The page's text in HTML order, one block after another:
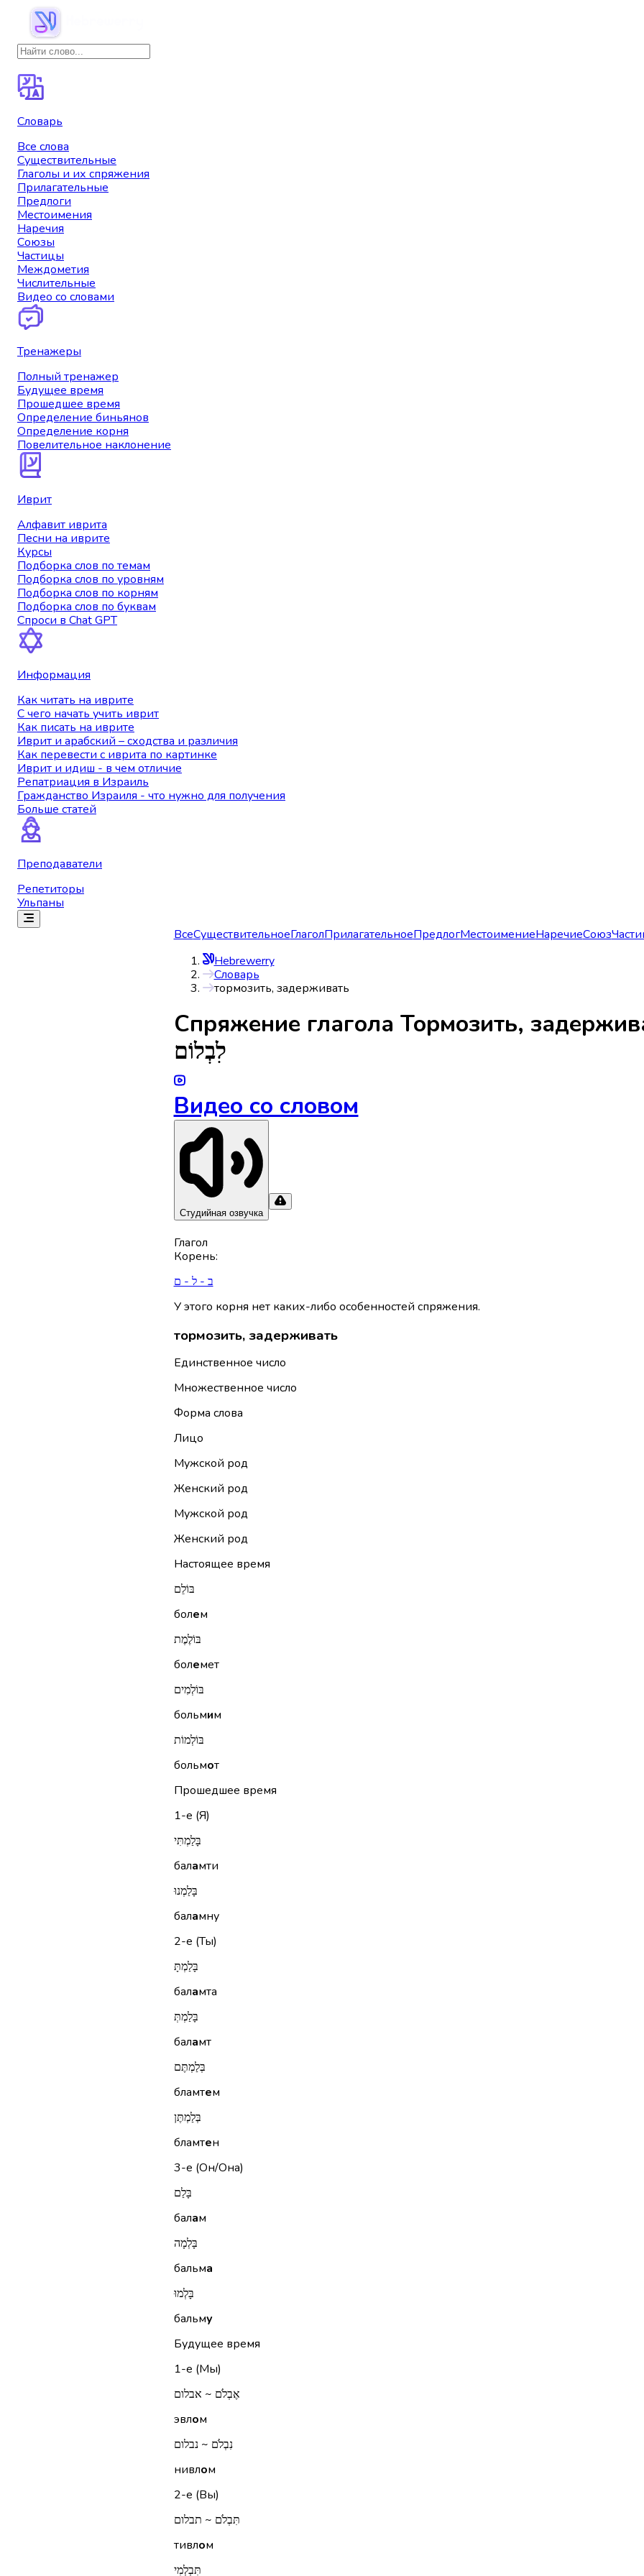
Словарь
Все слова
Существительные
Глаголы и их спряжения
Прилагательные
Предлоги
Местоимения
Наречия
Союзы
Частицы
Междометия
Числительные
Видео со словами
Тренажеры
Полный тренажер
Будущее время
Прошедшее время
Определение биньянов
Определение корня
Повелительное наклонение
Иврит
Алфавит иврита
Песни на иврите
Курсы
Подборка слов по темам
Подборка слов по уровням
Подборка слов по корням
Подборка слов по буквам
Спроси в Chat GPT
Информация
Как читать на иврите
С чего начать учить иврит
Как писать на иврите
Иврит и арабский – сходства и различия
Как перевести с иврита по картинке
Иврит и идиш - в чем отличие
Репатриация в Израиль
Гражданство Израиля - что нужно для получения
Больше статей
Преподаватели
Репетиторы
Ульпаны
ВсеСуществительноеГлаголПрилагательноеПредлогМестоимениеНаречиеСоюз
Hebrewerry
Словарь
тормозить, задерживать
Спряжениe глагола Тормозить,
לִבְלוֹם
Видео со словом
Студийная озвучка
Глагол
Корень:
ב - ל - ם
У этого корня нет каких-либо особенностей спряжения.
тормозить, задерживать
Единственное число
Множественное число
Форма слова
Лицо
Мужской род
Женский род
Мужской род
Женский род
Настоящее время
בּוֹלֵם
болем
בּוֹלֶמֶת
болемет
בּוֹלְמִים
больмим
בּוֹלְמוֹת
больмот
Прошедшее время
1-е (Я)
בָּלַמְתִּי
баламти
בָּלַמְנוּ
баламну
2-е (Ты)
בָּלַמְתָּ
баламта
בָּלַמְתְּ
баламт
בְּלַמְתֶּם
бламтем
בְּלַמְתֶּן
бламтен
3-е (Он/Она)
בָּלַם
балам
בָּלְמָה
бальма
בָּלְמוּ
бальму
Будущее время
1-е (Мы)
אֶבְלֹם ~ אבלום
эвлом
נִבְלֹם ~ נבלום
нивлом
2-е (Вы)
תִּבְלֹם ~ תבלום
тивлом
תִּבְלְמִי